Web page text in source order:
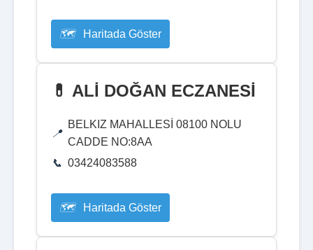
Haritada Göster
💊 ALİ DOĞAN ECZANESİ
BELKIZ MAHALLESİ 08100 NOLU
CADDE NO:8AA
03424083588
Haritada Göster